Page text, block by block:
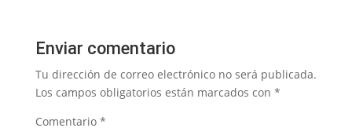
Enviar comentario
Tu dirección de correo electrónico no será publicada.
Los campos obligatorios están marcados con *
Comentario *